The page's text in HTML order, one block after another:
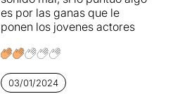
Es tracta d'una nova
producció en català, amb
onze actors sobre l'escenari
(sis nens i cinc adults), que
recreen una història
es por las ganas que le
ponen los jovenes actores
03/01/2024